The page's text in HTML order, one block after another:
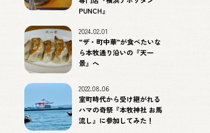
PUNCH』
“ザ・町中華”が食べたいな
ら本牧通り沿いの『天一
景』へ
2024.02.01
室町時代から受け継がれる
ハマの奇祭『本牧神社 お馬
流し』に参加してみた！
2022.08.06